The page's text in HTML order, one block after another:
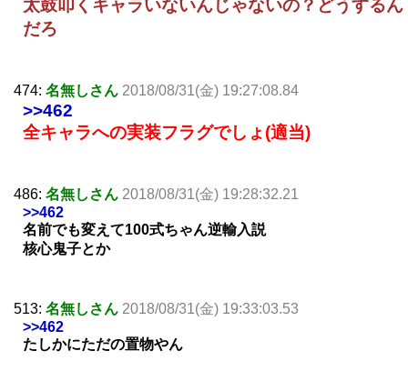
太鼓叩くキャラいないんじゃないの？どうするん
だろ
474: 名無しさん 2018/08/31(金) 19:27:08.84
>>462
全キャラへの実装フラグでしょ(適当)
486: 名無しさん 2018/08/31(金) 19:28:32.21
>>462
名前でも変えて100式ちゃん逆輸入説
核心鬼子とか
513: 名無しさん 2018/08/31(金) 19:33:03.53
>>462
たしかにただの置物やん